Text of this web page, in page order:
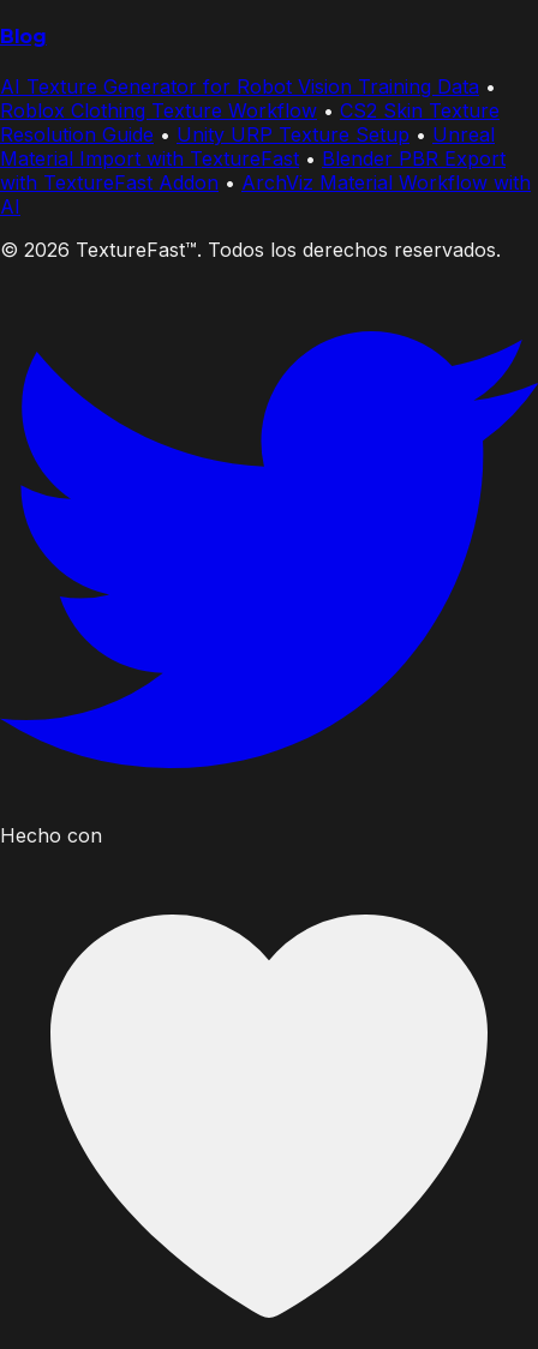
Blog
AI Texture Generator for Robot Vision Training Data •
Roblox Clothing Texture Workflow • CS2 Skin Texture
Resolution Guide • Unity URP Texture Setup • Unreal
Material Import with TextureFast • Blender PBR Export
with TextureFast Addon • ArchViz Material Workflow with
AI
© 2026 TextureFast™. Todos los derechos reservados.
Hecho con